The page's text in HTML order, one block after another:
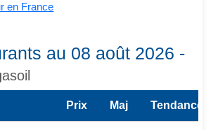
en France
au 08 août 2026 -
Prix Maj Tendance